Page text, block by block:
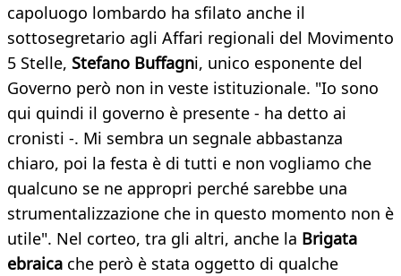
capoluogo lombardo ha sfilato anche il
sottosegretario agli Affari regionali del Movimento
5 Stelle, Stefano Buffagni, unico esponente del
Governo però non in veste istituzionale. "Io sono
qui quindi il governo è presente - ha detto ai
cronisti -. Mi sembra un segnale abbastanza
chiaro, poi la festa è di tutti e non vogliamo che
qualcuno se ne appropri perché sarebbe una
strumentalizzazione che in questo momento non è
utile". Nel corteo, tra gli altri, anche la Brigata
ebraica che però è stata oggetto di qualche